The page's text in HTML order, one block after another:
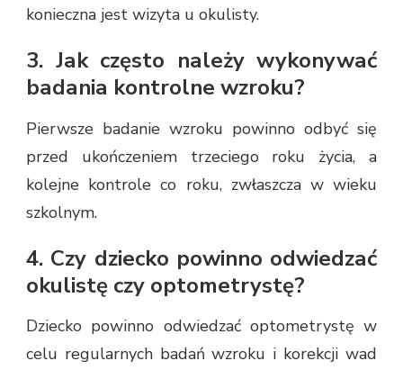
konieczna jest wizyta u okulisty.
3. Jak często należy wykonywać
badania kontrolne wzroku?
Pierwsze badanie wzroku powinno odbyć się
przed ukończeniem trzeciego roku życia, a
kolejne kontrole co roku, zwłaszcza w wieku
szkolnym.
4. Czy dziecko powinno odwiedzać
okulistę czy optometrystę?
Dziecko powinno odwiedzać optometrystę w
celu regularnych badań wzroku i korekcji wad